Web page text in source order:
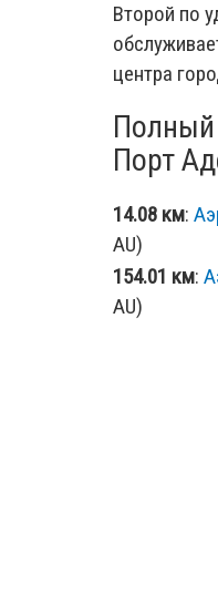
Второй по
центра
Полный
Порт
14.08 км:
AU)
154.01 км:
AU)